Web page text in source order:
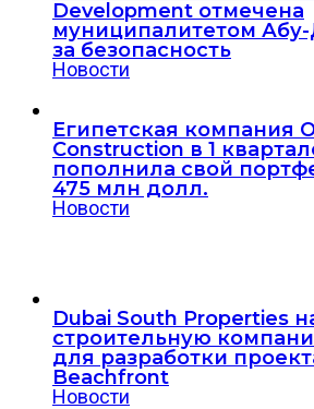
Development отмечена
муниципалитетом
за безопасность
Новости
Египетская компания
Construction в 1
пополнила свой
475 млн долл.
Новости
Dubai South Properties
строительную
для разработки
Beachfront
Новости